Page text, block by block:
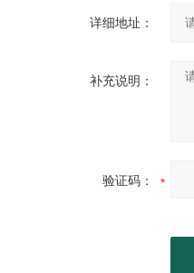
详细地址：
补充说明：
验证码：